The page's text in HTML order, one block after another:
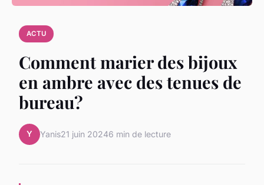
ACTU
Comment marier des bijoux
en ambre avec des tenues de
bureau?
Y Yanis21 juin 20246 min de lecture